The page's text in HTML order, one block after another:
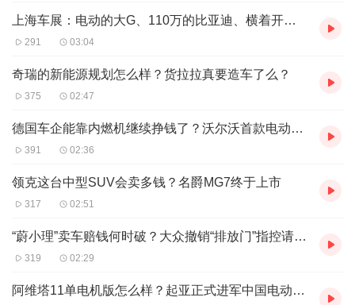
上海车展：电动的大G、110万的比亚迪、横着开的猛士，你选谁？
291 03:04
奇瑞的新能源规划怎么样？货拉拉真要造车了么？
375 02:47
德国车企能靠内燃机继续挣钱了？沃尔沃首款电动MPV出自吉利？
391 02:36
领克这台中型SUV会卖多钱？名爵MG7终于上市
317 02:51
“蔚小理”卖车赔钱何时破？大众撤销“排放门”指控请求被驳回
319 02:29
阿维塔11单电机版怎么样？起亚正式进军中国电动车市场